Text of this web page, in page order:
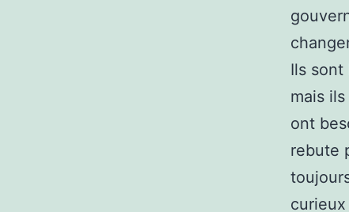
Ils sont
mais
ont
rebute